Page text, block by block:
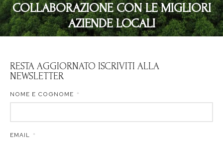
COLLABORAZIONE CON LE MIGLIORI
AZIENDE LOCALI
RESTA AGGIORNATO ISCRIVITI ALLA
NEWSLETTER
NOME E COGNOME
EMAIL